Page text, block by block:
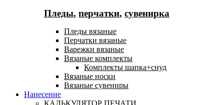
Пледы, перчатки, сувенирка
Пледы вязаные
Перчатки вязаные
Варежки вязаные
Вязаные комплекты
Комплекты шапка+снуд
Вязаные носки
Вязаные сувениры
Нанесение
КАЛЬКУЛЯТОР ПЕЧАТИ